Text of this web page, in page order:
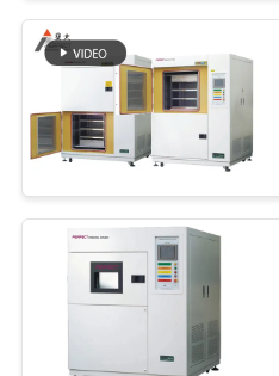
ΖΗΤΉΣΤΕ
ΈΝΑ
ΑΠΌΣΠΑΣΜΑ
SITEMAP
PRIVACY
POLICY